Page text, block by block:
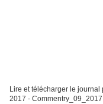
Lire et télécharger le
2017 -